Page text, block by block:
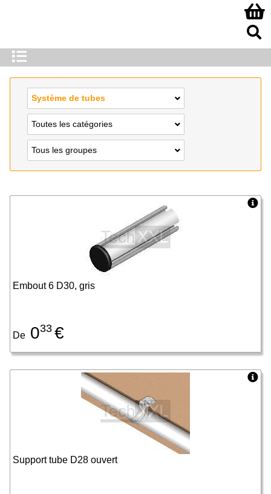
Système de tubes
Toutes les catégories
Tous les groupes
Embout 6 D30, gris
De 033 €
Support tube D28 ouvert